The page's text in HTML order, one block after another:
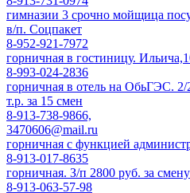
гимназии 3 срочно мойщица
в/п. Соцпакет
8-952-921-7972
горничная в гостиницу.
8-993-024-2836
горничная в отель на ОбьГЭС. 2/
т.р. за 15 смен
8-913-738-9866,
3470606@mail.ru
горничная с функцией
8-913-017-8635
горничная. З/п 2800 руб. за смену
8-913-063-57-98